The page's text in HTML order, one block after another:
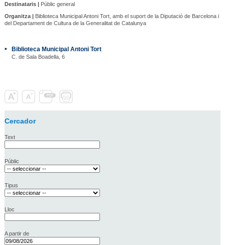
Destinataris |Públic general
Organitza |Biblioteca Municipal Antoni Tort, amb el suport de la Diputació de Barcelona i
del Departament de Cultura de la Generalitat de Catalunya
Biblioteca Municipal Antoni Tort
C. de Sala Boadella, 6
Cercador
Text
Públic
Tipus
Lloc
A partir de